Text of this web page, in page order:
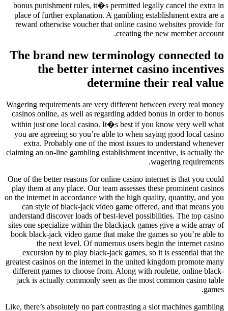
bonus punishment rules, it�s permitted legally cancel
place of further explanation. A gambling establishment
reward otherwise voucher that online casino websites
creating the new member
The brand new terminology
the better internet casino
determine their real
Wagering requirements are very different between every
casinos online, as well as regarding added bonus in order
within just one local casino. It�s best if you know very
you are agreeing so you’re able to when saying good
extra. Probably one of the most issues to understand
claiming an on-line gambling establishment incentive, is
wagering
One of the better reasons for online casino internet is that
play them at any place. Our team assesses these
on the internet in accordance with the high quality,
can style of black-jack video game offered, and that
understand discover loads of best-level possibilities. The
sites one specialize within the blackjack games give a
book black-jack video game that make the games so
the next level. Of numerous users begin the
excursion by to play black-jack games, so it is
greatest casinos on the internet in the united kingdom
different games to choose from. Along with roulette,
jack is actually commonly seen as the most common
Like, there’s absolutely no part contrasting a slot machines